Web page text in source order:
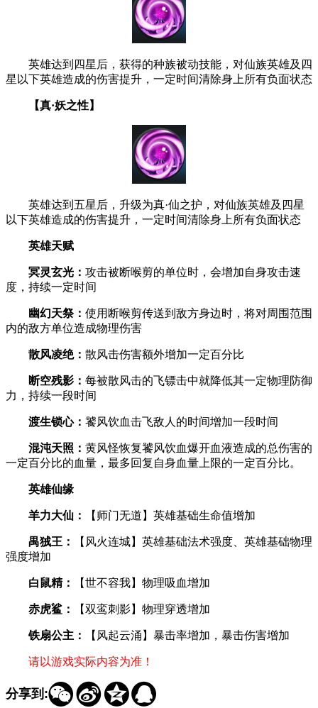
英雄达到四星后，获得的种族被动技能，对仙族英雄及四
星以下英雄造成的伤害提升，一定时间清除身上所有负面状态
【真·妖之性】
英雄达到五星后，升级为真·仙之护，对仙族英雄及四星
以下英雄造成的伤害提升，一定时间清除身上所有负面状态
英雄天赋
冥灵玄光： 攻击被断喉剪的单位时，会增加自身攻击速
度，持续一定时间
幽幻天祭： 使用断喉剪传送到敌方身边时，将对周围范围
内的敌方单位造成物理伤害
散风凌绝： 散风击伤害额外增加一定百分比
断空残影： 每被散风击的飞镖击中就降低其一定物理防御
力，持续一段时间
渡生锁心： 饕风饮血击飞敌人的时间增加一段时间
混沌天照： 黄风怪恢复饕风饮血爆开血液造成的总伤害的
一定百分比的血量，最多回复自身血量上限的一定百分比。
英雄仙缘
羊力大仙： 【师门无道】英雄基础生命值增加
禺狨王：
【风火连城】英雄基础法术强度、英雄基础物理
强度增加
白鼠精： 【世不容我】物理吸血增加
赤虎鲨： 【双鸾刺影】物理穿透增加
铁扇公主： 【风起云涌】暴击率增加，暴击伤害增加
请以游戏实际内容为准！
分享到: